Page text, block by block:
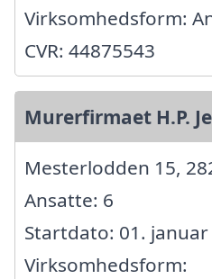
Virksomhedsform:
CVR: 44875543
Murerfirmaet H.P.
Mesterlodden 15,
Ansatte: 6
Startdato: 01. januar
Virksomhedsform: